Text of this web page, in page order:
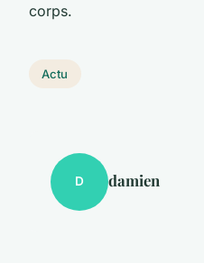
corps.
Actu
D damien